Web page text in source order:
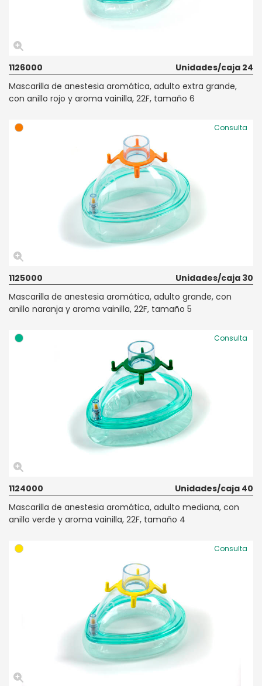
1126000
Unidades/caja 24
Mascarilla de anestesia aromática, adulto extra grande,
con anillo rojo y aroma vainilla, 22F, tamaño 6
Consulta
1125000
Unidades/caja 30
Mascarilla de anestesia aromática, adulto grande, con
anillo naranja y aroma vainilla, 22F, tamaño 5
Consulta
1124000
Unidades/caja 40
Mascarilla de anestesia aromática, adulto mediana, con
anillo verde y aroma vainilla, 22F, tamaño 4
Consulta